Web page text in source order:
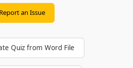
Report an Issue
Quiz from Word File